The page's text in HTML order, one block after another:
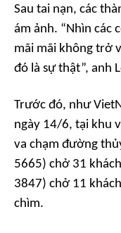
Sau tai nạn, các
ám ảnh. “Nhìn các
mãi mãi không trở
đó là sự thật”, anh
Trước đó, như
ngày 14/6, tại khu
va chạm đường
5665) chở 31
3847) chở 11
chìm.